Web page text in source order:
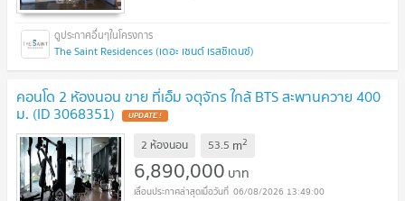
The Saint Residences (เดอะ เซนต์ เรสซิเดนซ์)
คอนโด 2 ห้องนอน ขาย ที่เอ็ม จตุจักร ใกล้ BTS สะพานควาย 400
ม. (ID 3068351)
2 ห้องนอน 53.5 m2
6,890,000 บาท
06/08/2026 13:49:00